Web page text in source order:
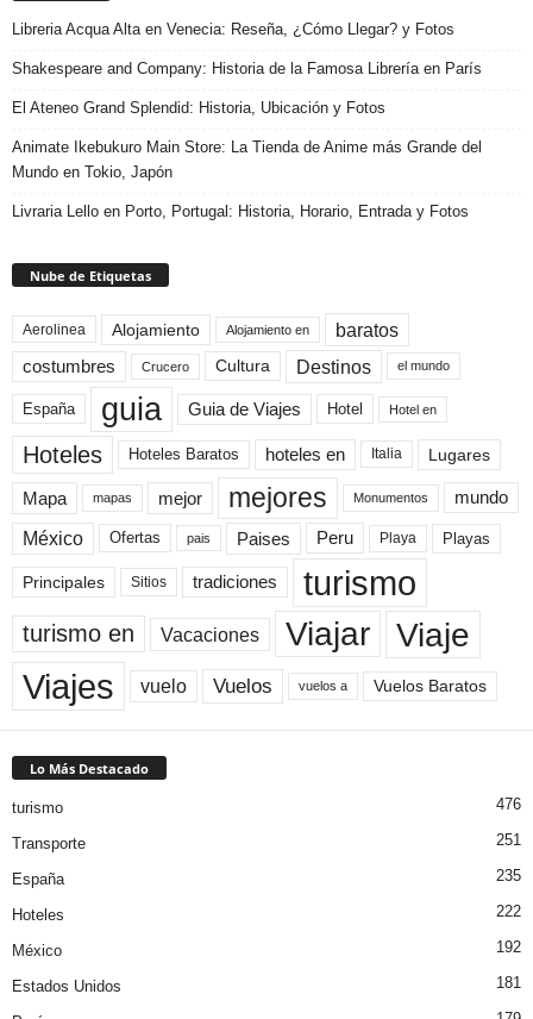
Libreria Acqua Alta en Venecia: Reseña, ¿Cómo Llegar? y Fotos
Shakespeare and Company: Historia de la Famosa Librería en París
El Ateneo Grand Splendid: Historia, Ubicación y Fotos
Animate Ikebukuro Main Store: La Tienda de Anime más Grande del
Mundo en Tokio, Japón
Livraria Lello en Porto, Portugal: Historia, Horario, Entrada y Fotos
Nube de Etiquetas
Aerolinea Alojamiento Alojamiento en baratos
costumbres Crucero Cultura Destinos el mundo
España guia Guia de Viajes Hotel Hotel en
Hoteles Hoteles Baratos hoteles en Italia Lugares
Mapa mapas mejor mejores Monumentos mundo
México Ofertas pais Paises Peru Playa Playas
Principales Sitios tradiciones turismo
turismo en Vacaciones Viajar Viaje
Viajes vuelo Vuelos vuelos a Vuelos Baratos
Lo Más Destacado
turismo 476
Transporte 251
España 235
Hoteles 222
México 192
Estados Unidos 181